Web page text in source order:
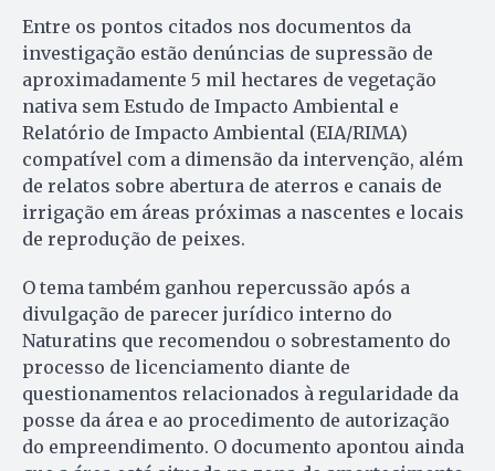
Entre os pontos citados nos documentos da
investigação estão denúncias de supressão de
aproximadamente 5 mil hectares de vegetação
nativa sem Estudo de Impacto Ambiental e
Relatório de Impacto Ambiental (EIA/RIMA)
compatível com a dimensão da intervenção, além
de relatos sobre abertura de aterros e canais de
irrigação em áreas próximas a nascentes e locais
de reprodução de peixes.
O tema também ganhou repercussão após a
divulgação de parecer jurídico interno do
Naturatins que recomendou o sobrestamento do
processo de licenciamento diante de
questionamentos relacionados à regularidade da
posse da área e ao procedimento de autorização
do empreendimento. O documento apontou ainda